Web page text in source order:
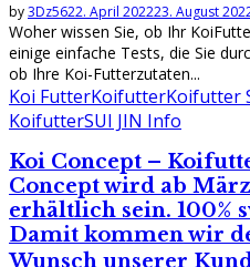
by3Dz5622. April 202223. August
Woher wissen Sie, ob Ihr
einige einfache Tests, die Sie
ob Ihre Koi-Futterzutaten...
Koi FutterKoifutterKoifutter
KoifutterSUI JIN Info
Koi Concept –
Concept wird ab
erhältlich sein. 100%
Damit kommen wir
Wunsch unserer